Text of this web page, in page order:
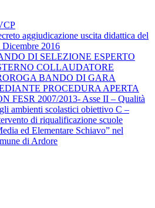
aggiudicazione uscita didattica del
Dicembre 2016
DI SELEZIONE ESPERTO
COLLAUDATORE
BANDO DI GARA
PROCEDURA APERTA
FESR 2007/2013- Asse II – Qualità
ambienti scolastici obiettivo C –
di riqualificazione scuole
ed Elementare Schiavo” nel
di Ardore